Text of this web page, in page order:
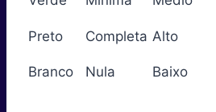
Preto
Completa Alto
Branco Nula Baixo